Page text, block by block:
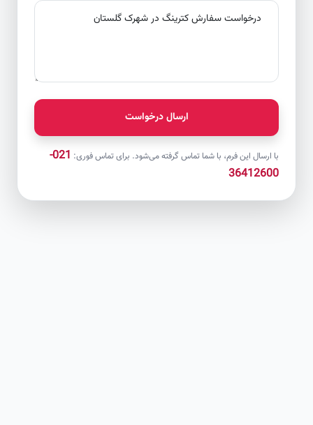
ارسال درخواست
با ارسال این فرم، با شما تماس گرفته می‌شود. برای تماس فوری:
021-
36412600